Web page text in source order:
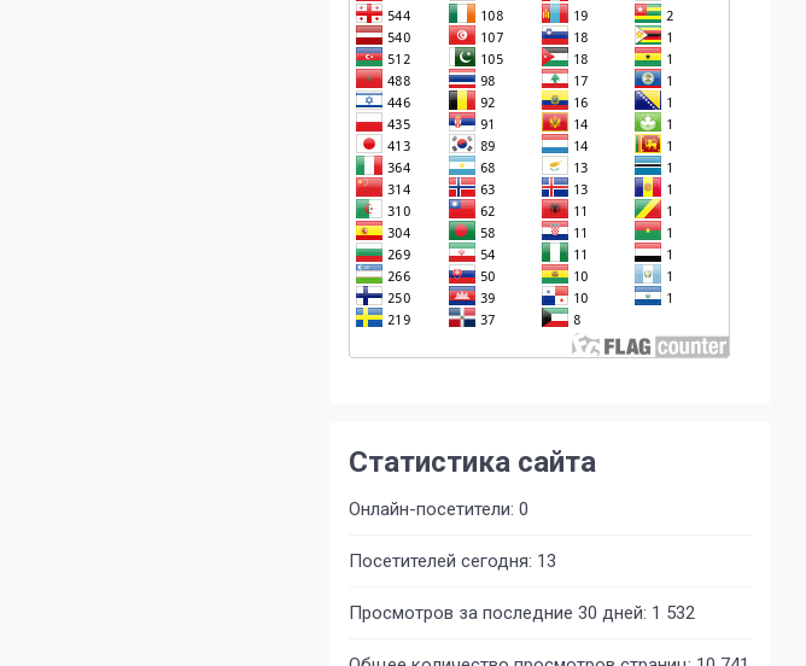
Статистика сайта
Онлайн-посетители: 0
Посетителей сегодня: 13
Просмотров за последние 30 дней: 1 532